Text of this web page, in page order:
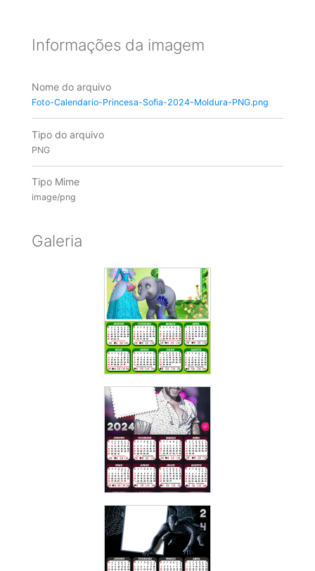
Informações da imagem
Nome do arquivo
Foto-Calendario-Princesa-Sofia-2024-Moldura-PNG.png
Tipo do arquivo
PNG
Tipo Mime
image/png
Galeria